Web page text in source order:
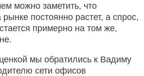
можно заметить, что
постоянно растет, а спрос,
примерно на том же,
мы обратились к Вадиму
сети офисов